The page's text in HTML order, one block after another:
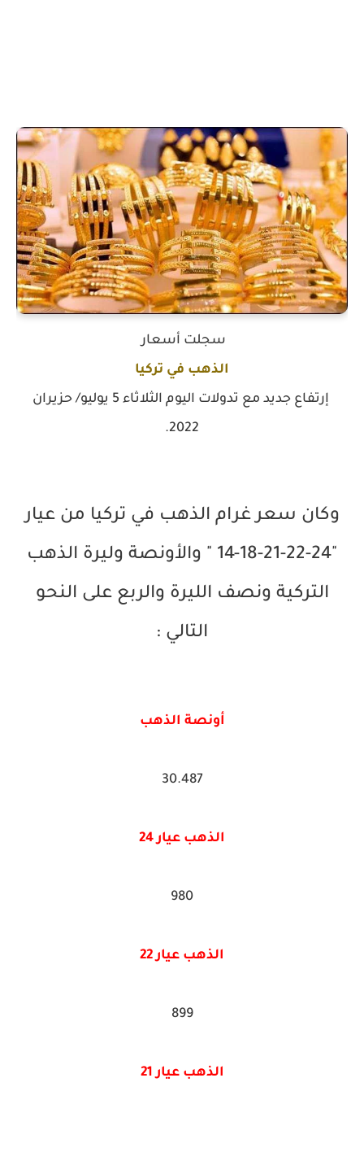
سجلت أسعار
الذهب في تركيا
إرتفاع جديد مع تدولات اليوم الثلاثاء 5 يوليو/ حزيران
2022.
وكان سعر غرام الذهب في تركيا من عيار
"24-22-21-18-14 " والأونصة وليرة الذهب
التركية ونصف الليرة والربع على النحو
التالي :
أونصة الذهب
30.487
الذهب عيار 24
980
الذهب عيار 22
899
الذهب عيار 21